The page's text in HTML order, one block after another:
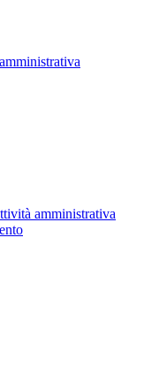
amministrativa